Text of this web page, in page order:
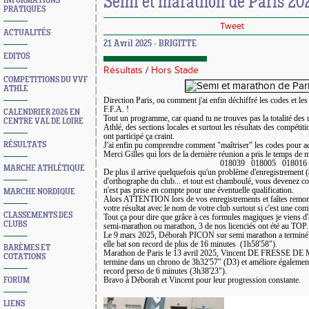
PRATIQUES
ACTUALITÉS
EDITOS
COMPETITIONS DU VVF
ATHLE
CALENDRIER 2026 EN
CENTRE VAL DE LOIRE
RÉSULTATS
MARCHE ATHLÉTIQUE
MARCHE NORDIQUE
CLASSEMENTS DES
CLUBS
BARÈMES ET
COTATIONS
FORUM
LIENS
Tweet
21 Avril 2025 - BRIGITTE
Résultats / Hors Stade
Direction Paris, ou comment j'ai enfin déchiffré les codes et les
F.F.A. !
Tout un programme, car quand tu ne trouves pas la totalité
Athlé, des sections locales et surtout les résultats des
ont participé ça craint.
J'ai enfin pu comprendre comment "maîtriser" les codes pour
Merci Gilles qui lors de la dernière réunion a pris le temps de
018039 018005 018016
De plus il arrive quelquefois qu'un problème d'enregistrement
d'orthographe du club... et tout est chamboulé, vous devenez
n'est pas prise en compte pour une éventuelle qualification.
Alors ATTENTION lors de vos enregistrements et faîtes
votre résultat avec le nom de votre club surtout si c'est une
Tout ça pour dire que grâce à ces formules magiques je viens
semi-marathon ou marathon, 3 de nos licenciés ont été au TOP.
Le 9 mars 2025, Déborah PICON sur semi marathon a
elle bat son record de plus de 16 minutes (1h58'58").
Marathon de Paris le 13 avril 2025, Vincent DE FRESSE
termine dans un chrono de 3h32'57" (D3) et améliore
record perso de 6 minutes (3h38'23").
Bravo à Déborah et Vincent pour leur progression constante.